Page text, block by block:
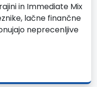
in Immediate Mix
lačne finančne
neprecenljive